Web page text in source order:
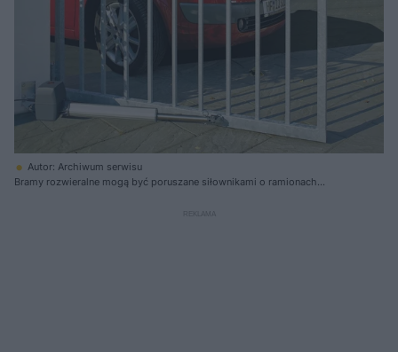
Autor: Archiwum serwisu
Bramy rozwieralne mogą być poruszane siłownikami o ramionach
ten z łamanym po otwarciu bramy potrzebuje więcej miejsca za osią